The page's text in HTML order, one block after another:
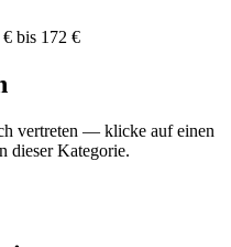
€ bis 172 €
vertreten — klicke auf einen
dieser Kategorie.